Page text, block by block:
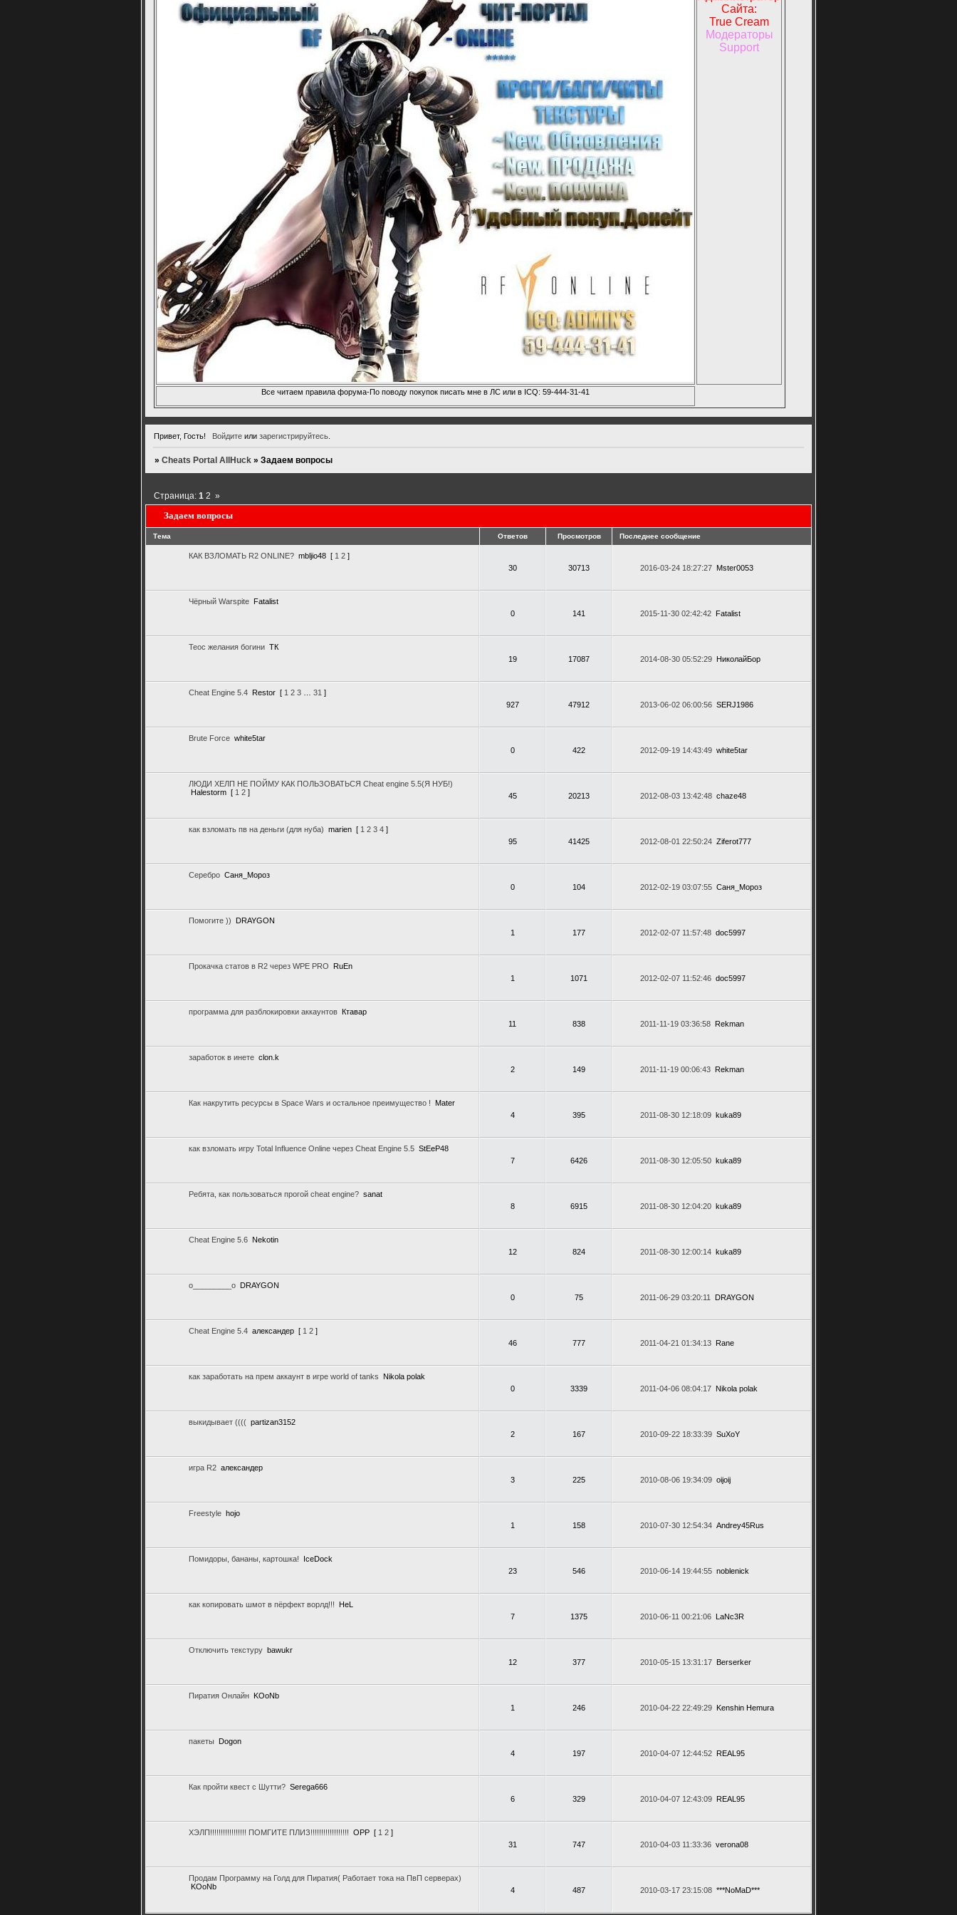
Сайта:
True Cream
Модераторы
Support
Все читаем правила форума-По поводу покупок писать мне в ЛС или в ICQ: 59-444-31-41
Привет, Гость! Войдитеили зарегистрируйтесь.
»Cheats Portal AllHuck »Задаем вопросы
Задаем вопросы
Страница:1 2 »
Тема Ответов Просмотров Последнее сообщение
КАК ВЗЛОМАТЬ R2 ONLINE? mbljio48 [ 1 2 ]
30
30713 2016-03-24 18:27:27 Mster0053
Чёрный Warspite Fatalist
0
141 2015-11-30 02:42:42 Fatalist
Теос желания богини ТК
19
17087 2014-08-30 05:52:29 НиколайБор
Cheat Engine 5.4 Restor [ 1 2 3 31 ]
927
47912 2013-06-02 06:00:56 SERJ1986
Brute Force white5tar
0
422 2012-09-19 14:43:49 white5tar
ЛЮДИ ХЕЛП НЕ ПОЙМУ КАК ПОЛЬЗОВАТЬСЯ Cheat engine 5.5(Я НУБ!)
Halestorm [ 1 2 ] 45 20213 2012-08-03 13:42:48 chaze48
как взломать пв на деньги (для нуба) marien [ 1 2 3 4 ]
95
41425 2012-08-01 22:50:24 Ziferot777
Серебро Саня_Мороз
0
104 2012-02-19 03:07:55 Саня_Мороз
Помогите ))
DRAYGON
1
177 2012-02-07 11:57:48 doc5997
Прокачка статов в R2 через WPE PRO
RuEn
1
1071 2012-02-07 11:52:46 doc5997
программа для разблокировки аккаунтов Ктавар
11
838 2011-11-19 03:36:58 Rekman
заработок в инете clon.k
2
149 2011-11-19 00:06:43 Rekman
Как накрутить ресурсы в Space Wars и остальное преимущество !
Mater
4
395 2011-08-30 12:18:09 kuka89
как взломать игру Total Influence Online через Cheat Engine 5.5 StEeP48
7
6426 2011-08-30 12:05:50 kuka89
Ребята, как пользоваться прогой cheat engine? sanat
8
6915 2011-08-30 12:04:20 kuka89
Cheat Engine 5.6 Nekotin
12
824 2011-08-30 12:00:14 kuka89
о_________о DRAYGON
0
75 2011-06-29 03:20:11 DRAYGON
Cheat Engine 5.4 александер [ 1 2 ]
46
777 2011-04-21 01:34:13 Rane
как заработать на прем аккаунт в игре world of tanks
Nikola polak
0
3339 2011-04-06 08:04:17 Nikola polak
выкидывает (((( partizan3152
2
167 2010-09-22 18:33:39 SuXoY
игра R2 александер
3
225 2010-08-06 19:34:09 oijoij
Freestyle hojo
1
158 2010-07-30 12:54:34 Andrey45Rus
Помидоры, бананы, картошка!
IceDock
23
546 2010-06-14 19:44:55 noblenick
как копировать шмот в пёрфект ворлд!!!
HeL
7
1375 2010-06-11 00:21:06 LaNc3R
Отключить текстуру bawukr
12
377 2010-05-15 13:31:17 Berserker
Пиратия Онлайн KOoNb
1
246 2010-04-22 22:49:29 Kenshin Hemura
пакеты Dogon
4
197 2010-04-07 12:44:52 REAL95
Как пройти квест с Шутти? Serega666
6
329 2010-04-07 12:43:09 REAL95
ХЭЛП!!!!!!!!!!!!!!!!! ПОМГИТЕ ПЛИЗ!!!!!!!!!!!!!!!!!! OPP [ 1 2 ]
31
747 2010-04-03 11:33:36 verona08
Продам Программу на Голд для Пиратия( Работает тока на ПвП серверах)
KOoNb
4 487 2010-03-17 23:15:08 ***NoMaD***